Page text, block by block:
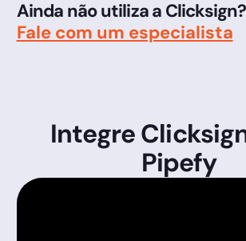
Ainda não utiliza a Clicksign?
Fale com um especialista
Integre
Pipefy